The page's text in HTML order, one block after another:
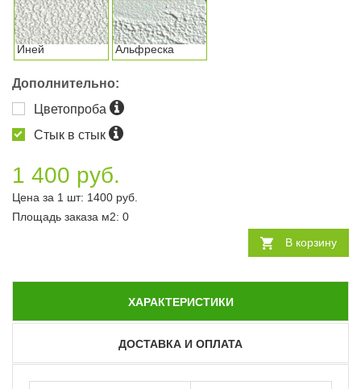
Иней Альфреска
Дополнительно:
Цветопроба
Стык в стык
1 400 руб.
Цена за 1 шт: 1400 руб.
Площадь заказа м2: 0
В корзину
ХАРАКТЕРИСТИКИ
ДОСТАВКА И ОПЛАТА